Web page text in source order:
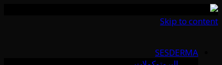
Skip to content
SESDERMA